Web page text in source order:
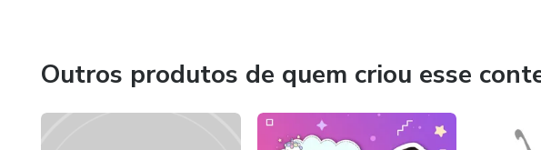
Outros produtos de quem criou esse